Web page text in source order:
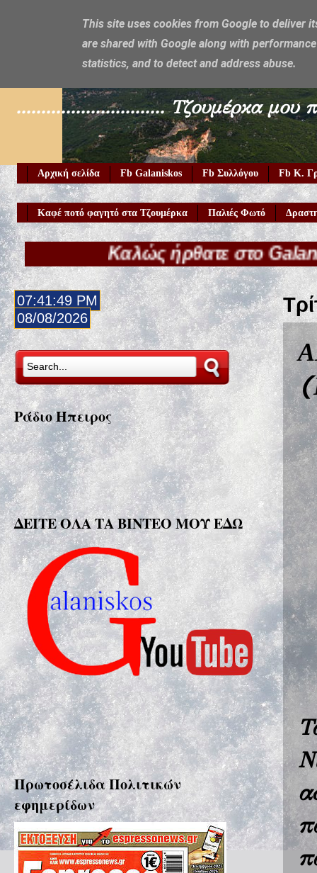
Galaniskos
.............................. Τζουμέρκα μου
Αρχική σελίδα Fb Galaniskos Fb Συλλόγου Fb Κ.
Καφέ ποτό φαγητό στα Τζουμέρκα Παλιές Φωτό
Καλώς ήρθατε στο Galaniskos.gr!
07:41:50 PM
08/08/2026
Ράδιο Ήπειρος
ΔΕΙΤΕ ΟΛΑ ΤΑ ΒΙΝΤΕΟ ΜΟΥ ΕΔΩ
Πρωτοσέλιδα Πολιτικών
εφημερίδων
This site uses cookies from Google to deliver
are shared with Google along with
statistics, and to detect and address abuse.